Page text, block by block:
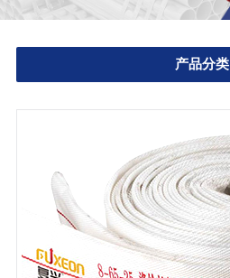
产品分类